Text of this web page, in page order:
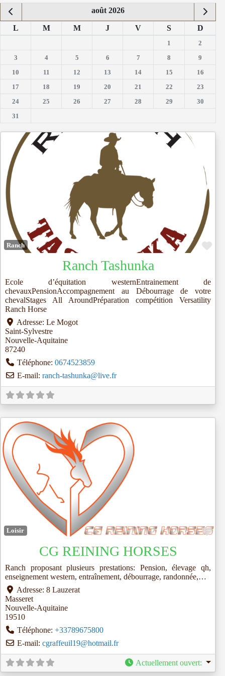
août 2026
L M M J V S D
1
2
3
4 5 6 7 8
9
10
11 12 13 14 15
16
17
18 19 20 21 22
23
24
25 26 27 28 29
30
31
Ranch
Ranch Tashunka
Ecole d’équitation westernEntrainement de
chevauxPensionAccompagnement au Débourrage de votre
chevalStages All AroundPréparation compétition Versatility
Ranch Horse
Adresse: Le Mogot
Saint-Sylvestre
Nouvelle-Aquitaine
87240
Téléphone: 0674523859
E-mail: ranch-tashunka@live.fr
Loisir
CG REINING HORSES
Ranch proposant plusieurs prestations: Pension, élevage qh,
enseignement western, entraînement, débourrage, randonnée,…
Adresse: 8 Lauzerat
Masseret
Nouvelle-Aquitaine
19510
Téléphone: +33789675800
E-mail: cgraffeuil19@hotmail.fr
Actuellement ouvert: